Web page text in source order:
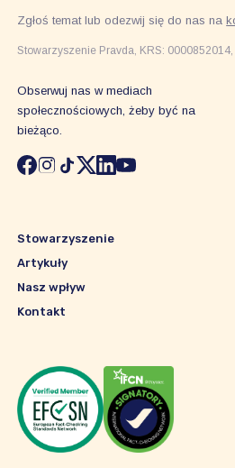
Zgłoś temat lub odezwij się do nas na
Stowarzyszenie Pravda, KRS:
Obserwuj nas w mediach
społecznościowych, żeby być na
bieżąco.
Stowarzyszenie
Artykuły
Nasz wpływ
Kontakt